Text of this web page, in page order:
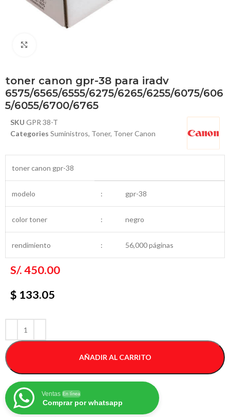
toner canon gpr-38 para iradv
6575/6565/6555/6275/6265/6255/6075/606
5/6055/6700/6765
SKU GPR 38-T
Categories Suministros, Toner, Toner Canon
toner canon gpr-38
modelo : gpr-38
color toner : negro
rendimiento : 56,000 páginas
S/.450.00
$ 133.05
AÑADIR AL CARRITO
Ventas En línea
Comprar por whatsapp